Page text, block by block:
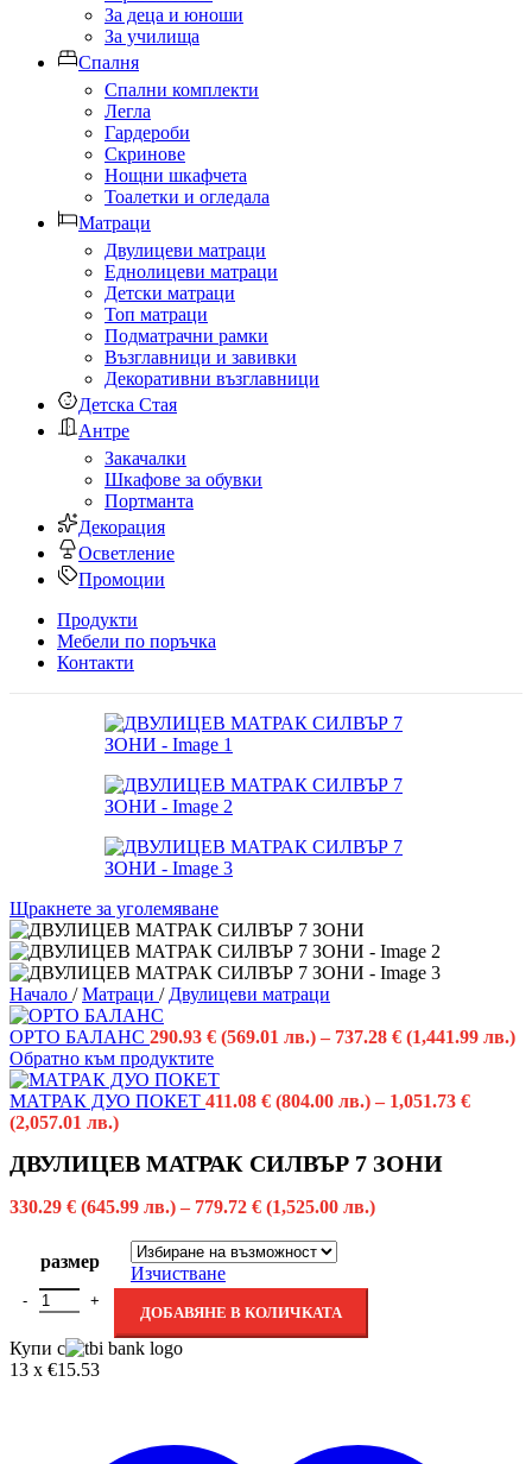
За деца и юноши
За училища
Спалня
Спални комплекти
Легла
Гардероби
Скринове
Нощни шкафчета
Тоалетки и огледала
Матраци
Двулицеви матраци
Еднолицеви матраци
Детски матраци
Топ матраци
Подматрачни рамки
Възглавници и завивки
Декоративни възглавници
Детска Стая
Антре
Закачалки
Шкафове за обувки
Портманта
Декорация
Осветление
Промоции
Продукти
Мебели по поръчка
Контакти
Щракнете за уголемяване
Начало / Матраци / Двулицеви матраци
ОРТО БАЛАНС 290.93 € (569.01 лв.) – 737.28 € (1,441.99 лв.)
Обратно към продуктите
МАТРАК ДУО ПОКЕТ 411.08 € (804.00 лв.) – 1,051.73 €
(2,057.01 лв.)
ДВУЛИЦЕВ МАТРАК СИЛВЪР 7 ЗОНИ
330.29 € (645.99 лв.) – 779.72 € (1,525.00 лв.)
размер
Изчистване
ДОБАВЯНЕ В КОЛИЧКАТА
Купи с
13 x €15.53